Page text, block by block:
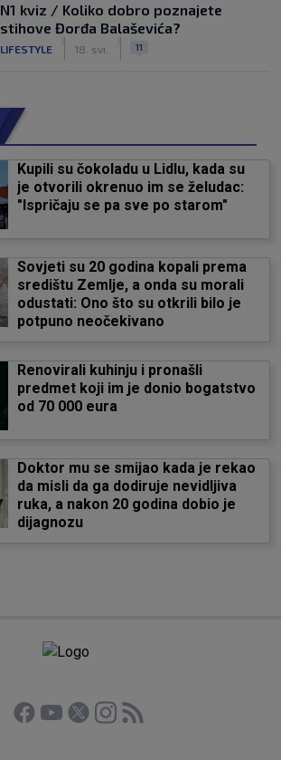
N1 kviz / Koliko dobro poznajete
stihove Đorđa Balaševića?
LIFESTYLE 18. svi. 11
Kupili su čokoladu u Lidlu, kada su
je otvorili okrenuo im se želudac:
"Ispričaju se pa sve po starom"
Sovjeti su 20 godina kopali prema
središtu Zemlje, a onda su morali
odustati: Ono što su otkrili bilo je
potpuno neočekivano
Renovirali kuhinju i pronašli
predmet koji im je donio bogatstvo
od 70 000 eura
Doktor mu se smijao kada je rekao
da misli da ga dodiruje nevidljiva
ruka, a nakon 20 godina dobio je
dijagnozu